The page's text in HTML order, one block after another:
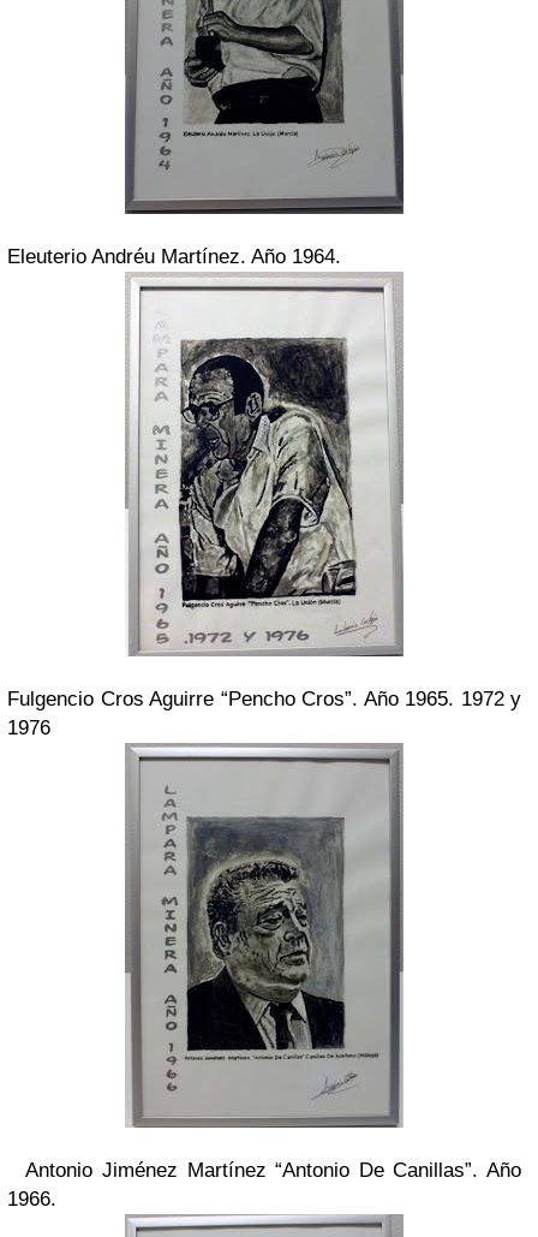
Eleuterio Andréu Martínez. Año 1964.
Fulgencio Cros Aguirre “Pencho Cros”. Año 1965. 1972 y
1976
Antonio Jiménez Martínez “Antonio De Canillas”. Año
1966.